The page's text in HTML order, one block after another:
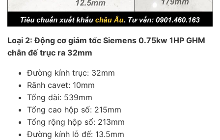
Loại 2: Động cơ giảm tốc Siemens 0.75kw 1HP GHM
chân đế trục ra 32mm
Đường kính trục: 32mm
Rãnh cavet: 10mm
Tổng dài: 539mm
Tổng cao hộp số: 215mm
Tổng rộng hộp số: 213mm
Đường kính lỗ đế: 13.5mm